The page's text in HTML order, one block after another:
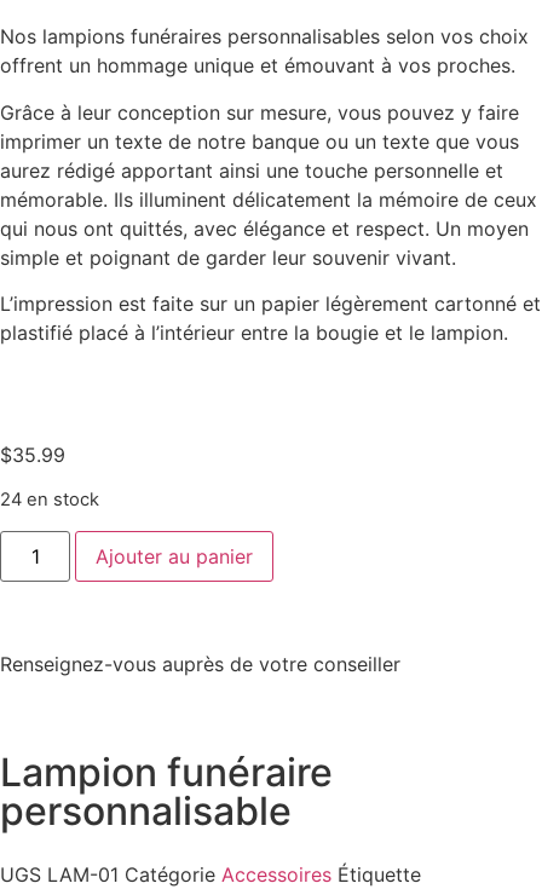
Nos lampions funéraires personnalisables selon vos choix
offrent un hommage unique et émouvant à vos proches.
Grâce à leur conception sur mesure, vous pouvez y faire
imprimer un texte de notre banque ou un texte que vous
aurez rédigé apportant ainsi une touche personnelle et
mémorable. Ils illuminent délicatement la mémoire de ceux
qui nous ont quittés, avec élégance et respect. Un moyen
simple et poignant de garder leur souvenir vivant.
L’impression est faite sur un papier légèrement cartonné et
plastifié placé à l’intérieur entre la bougie et le lampion.
$35.99
24 en stock
Ajouter au panier
Renseignez-vous auprès de votre conseiller
Lampion funéraire
personnalisable
UGS LAM-01 Catégorie Accessoires Étiquette